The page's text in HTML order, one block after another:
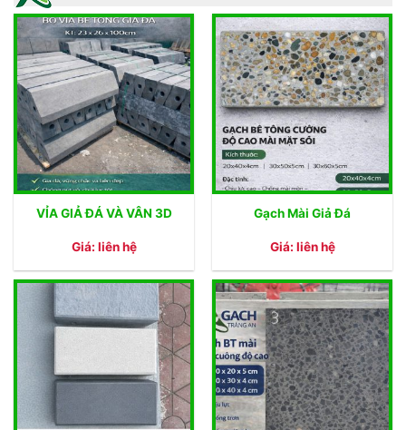
VỈA GIẢ ĐÁ VÀ VÂN 3D
Giá: liên hệ
Gạch Mài Giả Đá
Giá: liên hệ